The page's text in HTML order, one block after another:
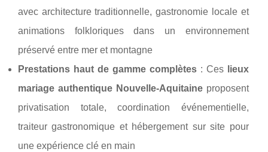
avec architecture traditionnelle, gastronomie locale et
animations folkloriques dans un environnement
préservé entre mer et montagne
Prestations haut de gamme complètes: Ces
lieux
mariage authentique Nouvelle-Aquitaineproposent
privatisation totale, coordination événementielle,
traiteur gastronomique et hébergement sur site pour
une expérience clé en main